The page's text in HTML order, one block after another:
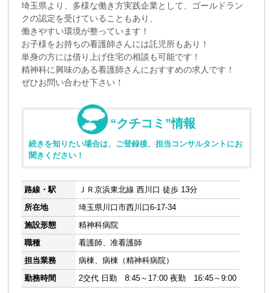
埼玉県より、多様な働き方実践企業として、ゴールドラン
クの認定を受けていることもあり、
働きやすい環境が整っています！
お子様をお持ちの看護師さんには託児所もあり！
単身の方には借り上げ住宅の相談も可能です！
精神科に興味のある看護師さんにおすすめの求人です！
ぜひお問い合わせ下さい！
“クチコミ”情報
続きを知りたい場合は、ご登録後、担当コンサルタントにお
聞きください！
路線・駅
ＪＲ京浜東北線 西川口 徒歩 13分
所在地
埼玉県川口市西川口6-17-34
施設形態
精神科病院
職種
看護師、准看護師
担当業務
病棟、病棟（精神科病院）
勤務時間
2交代 日勤 8:45～17:00 夜勤 16:45～9:00